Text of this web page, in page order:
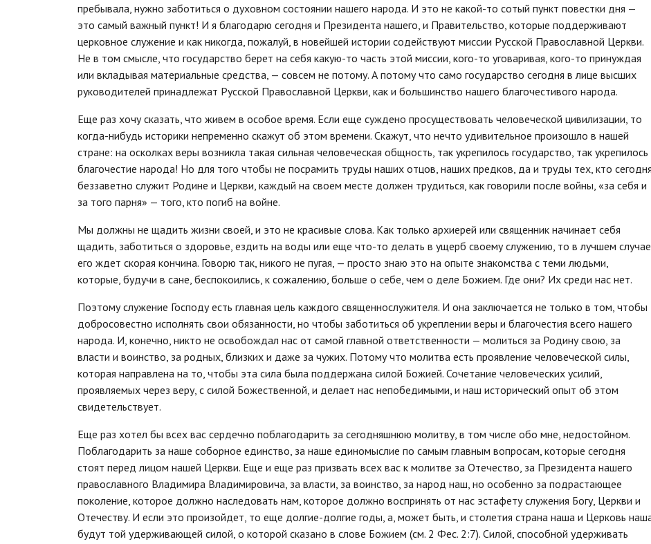
пребывала, нужно заботиться о духовном состоянии нашего народа. И это не какой-то сотый пункт повестки дня —
это самый важный пункт! И я благодарю сегодня и Президента нашего, и Правительство, которые поддерживают
церковное служение и как никогда, пожалуй, в новейшей истории содействуют миссии Русской Православной Церкви.
Не в том смысле, что государство берет на себя какую-то часть этой миссии, кого-то уговаривая, кого-то принуждая
или вкладывая материальные средства, — совсем не потому. А потому что само государство сегодня в лице высших
руководителей принадлежат Русской Православной Церкви, как и большинство нашего благочестивого народа.
Еще раз хочу сказать, что живем в особое время. Если еще суждено просуществовать человеческой цивилизации, то
когда-нибудь историки непременно скажут об этом времени. Скажут, что нечто удивительное произошло в нашей
стране: на осколках веры возникла такая сильная человеческая общность, так укрепилось государство, так укрепилось
благочестие народа! Но для того чтобы не посрамить труды наших отцов, наших предков, да и труды тех, кто сегодня
беззаветно служит Родине и Церкви, каждый на своем месте должен трудиться, как говорили после войны, «за себя и
за того парня» — того, кто погиб на войне.
Мы должны не щадить жизни своей, и это не красивые слова. Как только архиерей или священник начинает себя
щадить, заботиться о здоровье, ездить на воды или еще что-то делать в ущерб своему служению, то в лучшем случае
его ждет скорая кончина. Говорю так, никого не пугая, — просто знаю это на опыте знакомства с теми людьми,
которые, будучи в сане, беспокоились, к сожалению, больше о себе, чем о деле Божием. Где они? Их среди нас нет.
Поэтому служение Господу есть главная цель каждого священнослужителя. И она заключается не только в том, чтобы
добросовестно исполнять свои обязанности, но чтобы заботиться об укреплении веры и благочестия всего нашего
народа. И, конечно, никто не освобождал нас от самой главной ответственности — молиться за Родину свою, за
власти и воинство, за родных, близких и даже за чужих. Потому что молитва есть проявление человеческой силы,
которая направлена на то, чтобы эта сила была поддержана силой Божией. Сочетание человеческих усилий,
проявляемых через веру, с силой Божественной, и делает нас непобедимыми, и наш исторический опыт об этом
свидетельствует.
Еще раз хотел бы всех вас сердечно поблагодарить за сегодняшнюю молитву, в том числе обо мне, недостойном.
Поблагодарить за наше соборное единство, за наше единомыслие по самым главным вопросам, которые сегодня
стоят перед лицом нашей Церкви. Еще и еще раз призвать всех вас к молитве за Отечество, за Президента нашего
православного Владимира Владимировича, за власти, за воинство, за народ наш, но особенно за подрастающее
поколение, которое должно наследовать нам, которое должно воспринять от нас эстафету служения Богу, Церкви и
Отечеству. И если это произойдет, то еще долгие-долгие годы, а, может быть, и столетия страна наша и Церковь
будут той удерживающей силой, о которой сказано в слове Божием (см. 2 Фес. 2:7). Силой, способной удерживать